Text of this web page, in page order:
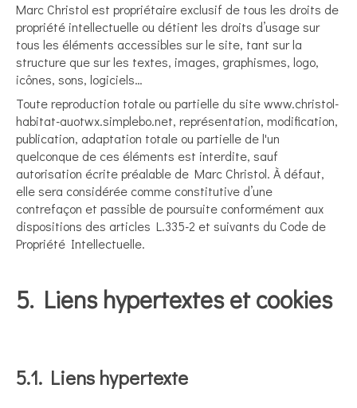
Marc Christol est propriétaire exclusif de tous les droits de
propriété intellectuelle ou détient les droits d’usage sur
tous les éléments accessibles sur le site, tant sur la
structure que sur les textes, images, graphismes, logo,
icônes, sons, logiciels…
Toute reproduction totale ou partielle du site www.christol-
habitat-auotwx.simplebo.net, représentation, modification,
publication, adaptation totale ou partielle de l'un
quelconque de ces éléments est interdite, sauf
autorisation écrite préalable de Marc Christol. À défaut,
elle sera considérée comme constitutive d’une
contrefaçon et passible de poursuite conformément aux
dispositions des articles L.335-2 et suivants du Code de
Propriété Intellectuelle.
5. Liens hypertextes et cookies
5.1. Liens hypertexte